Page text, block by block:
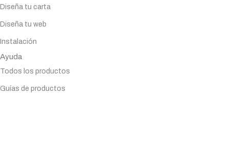
Diseña tu carta
Diseña tu web
Instalación
Ayuda
Todos los productos
Guías de productos